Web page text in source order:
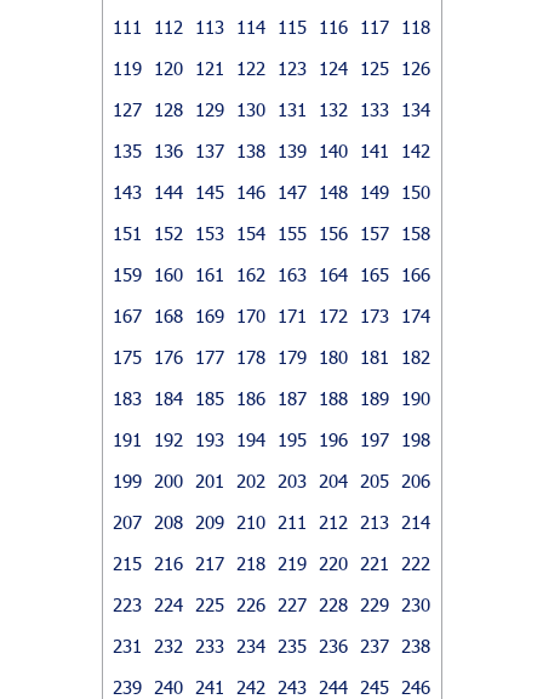
111
112 113 114 115 116 117
118
119
120 121 122 123 124 125
126
127
128 129 130 131 132 133
134
135
136 137 138 139 140 141
142
143
144 145 146 147 148 149
150
151
152 153 154 155 156 157
158
159
160 161 162 163 164 165
166
167
168 169 170 171 172 173
174
175
176 177 178 179 180 181
182
183
184 185 186 187 188 189
190
191
192 193 194 195 196 197
198
199
200 201 202 203 204 205
206
207
208 209 210 211 212 213
214
215
216 217 218 219 220 221
222
223
224 225 226 227 228 229
230
231
232 233 234 235 236 237
238
239
240 241 242 243 244 245
246